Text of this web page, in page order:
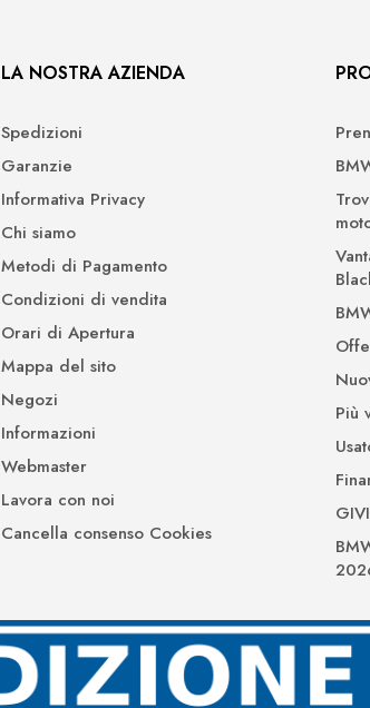
LA NOSTRA AZIENDA
Spedizioni
Garanzie
Informativa Privacy
Chi siamo
Metodi di Pagamento
Condizioni di vendita
Orari di Apertura
Mappa del sito
Negozi
Informazioni
Webmaster
Lavora con noi
Cancella consenso Cookies
Più